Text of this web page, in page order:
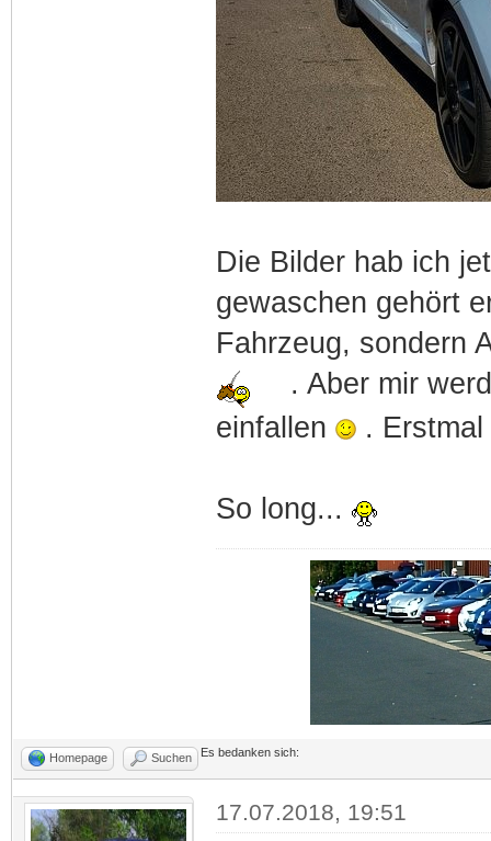
Die Bilder hab ich
gewaschen gehört
Fahrzeug, sondern
. Aber mir
einfallen
. Erstmal
So long...
Homepage Suchen Es bedanken sich:
17.07.2018, 19:51